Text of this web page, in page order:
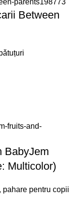
Between
BabyJem
Multicolor)
pahare pentru copii